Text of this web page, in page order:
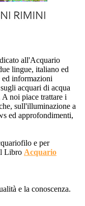
all'Acquario
lingue, italiano ed
informazioni
acquari di acqua
noi piace trattare i
sull'illuminazione a
ed approfondimenti,
e per
Libro Acquario
e la conoscenza.